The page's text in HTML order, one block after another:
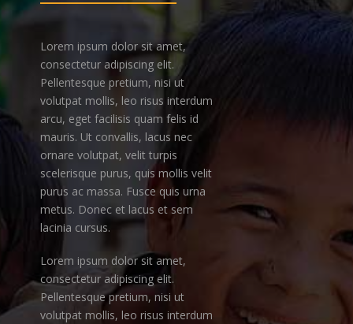
Lorem ipsum dolor sit amet,
consectetur adipiscing elit.
Pellentesque pretium, nisi ut
volutpat mollis, leo risus interdum
arcu, eget facilisis quam felis id
mauris. Ut convallis, lacus nec
ornare volutpat, velit turpis
scelerisque purus, quis mollis velit
purus ac massa. Fusce quis urna
metus. Donec et lacus et sem
lacinia cursus.
Lorem ipsum dolor sit amet,
consectetur adipiscing elit.
Pellentesque pretium, nisi ut
volutpat mollis, leo risus interdum